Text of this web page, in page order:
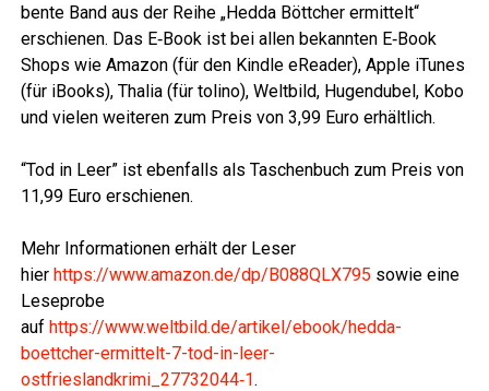
ben­te Band aus der Rei­he „Hed­da Bött­cher ermit­telt“
erschie­nen. Das E‑Book ist bei allen bekann­ten E‑Book
Shops wie Ama­zon (für den Kind­le eRea­der), Apple iTu­nes
(für iBooks), Tha­lia (für toli­no), Welt­bild, Hugen­du­bel, Kobo
und vie­len wei­te­ren zum Preis von 3,99 Euro erhältlich.
“Tod in Leer” ist eben­falls als Taschen­buch zum Preis von
11,99 Euro erschienen.
Mehr Infor­ma­tio­nen erhält der Leser
hier https://www.amazon.de/dp/B088QLX795 sowie eine
Lese­pro­be
auf https://www.weltbild.de/artikel/ebook/hedda-
boettcher-ermittelt-7-tod-in-leer-
ostfrieslandkrimi_27732044‑1.